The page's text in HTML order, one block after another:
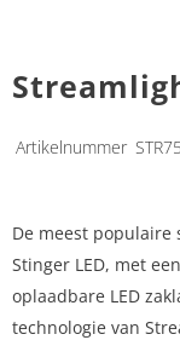
Artikelnummer
De meest populaire
Stinger LED, met
oplaadbare LED
technologie van